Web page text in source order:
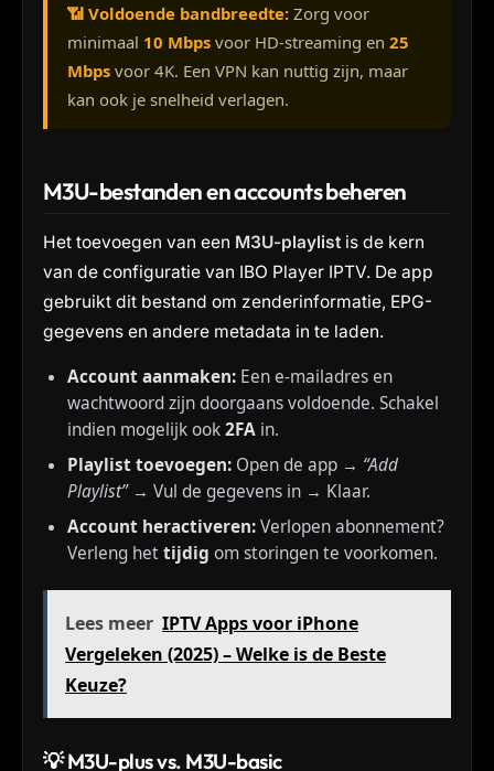
📶 Voldoende bandbreedte: Zorg voor
minimaal 10 Mbps voor HD-streaming en 25
Mbps voor 4K. Een VPN kan nuttig zijn, maar
kan ook je snelheid verlagen.
M3U-bestanden en accounts beheren
Het toevoegen van een M3U-playlist is de kern
van de configuratie van IBO Player IPTV. De app
gebruikt dit bestand om zenderinformatie, EPG-
gegevens en andere metadata in te laden.
Account aanmaken: Een e-mailadres en
wachtwoord zijn doorgaans voldoende. Schakel
indien mogelijk ook2FA in.
Playlist toevoegen: Open de app → “Add
Playlist”→ Vul de gegevens in → Klaar.
Account heractiveren:Verlopen abonnement?
Verleng hettijdig om storingen te voorkomen.
Lees meer IPTV Apps voor iPhone
Vergeleken (2025) – Welke is de Beste
Keuze?
💡 M3U-plus vs. M3U-basic